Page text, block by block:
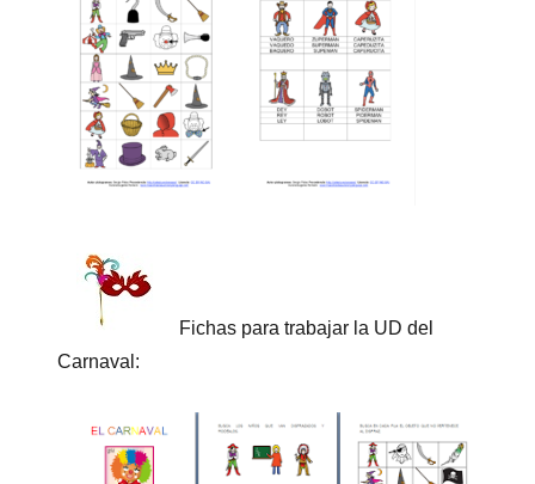
Fichas para trabajar la UD del
Carnaval: